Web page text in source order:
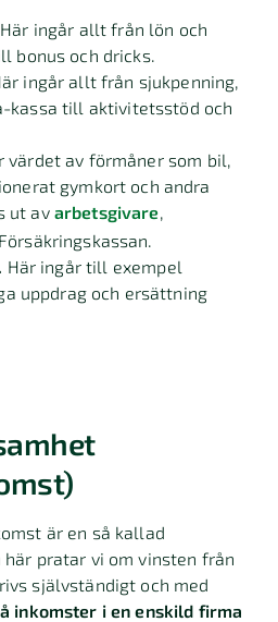
Här ingår allt från lön och
bonus och dricks.
ingår allt från sjukpenning,
kassa till aktivitetsstöd och
värdet av förmåner som bil,
gymkort och andra
ut av arbetsgivare,
Här ingår till exempel
uppdrag och ersättning
är en så kallad
pratar vi om vinsten från
självständigt och med
inkomster i en enskild firma